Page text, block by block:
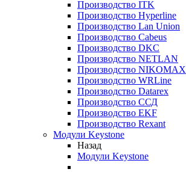
Производство ITK
Производство Hyperline
Производство Lan Union
Производство Cabeus
Производство DKC
Производство NETLAN
Производство NIKOMAX
Производство WRLine
Производство Datarex
Производство ССД
Производство EKF
Производство Rexant
Модули Keystone
Назад
Модули Keystone